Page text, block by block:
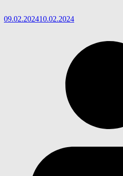
09.02.202410.02.2024